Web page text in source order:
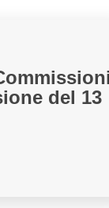
del 13